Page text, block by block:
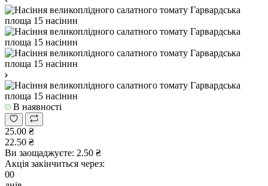
В наявності
25.00 ₴
22.50 ₴
Ви заощаджуєте: 2.50 ₴
Акція закінчиться через:
00